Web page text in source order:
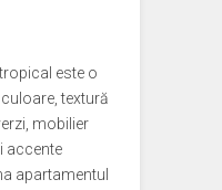
este o
textură
mobilier
accente
apartamentul